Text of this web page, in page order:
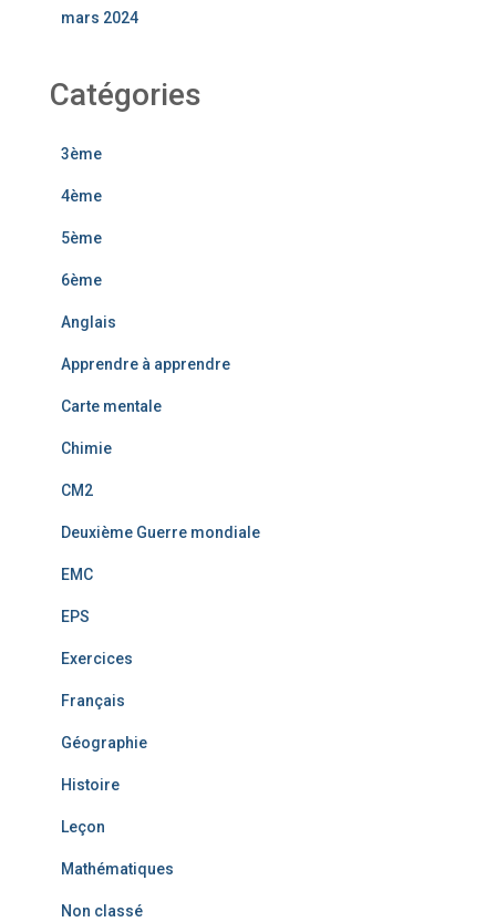
mars 2024
Catégories
3ème
4ème
5ème
6ème
Anglais
Apprendre à apprendre
Carte mentale
Chimie
CM2
Deuxième Guerre mondiale
EMC
EPS
Exercices
Français
Géographie
Histoire
Leçon
Mathématiques
Non classé